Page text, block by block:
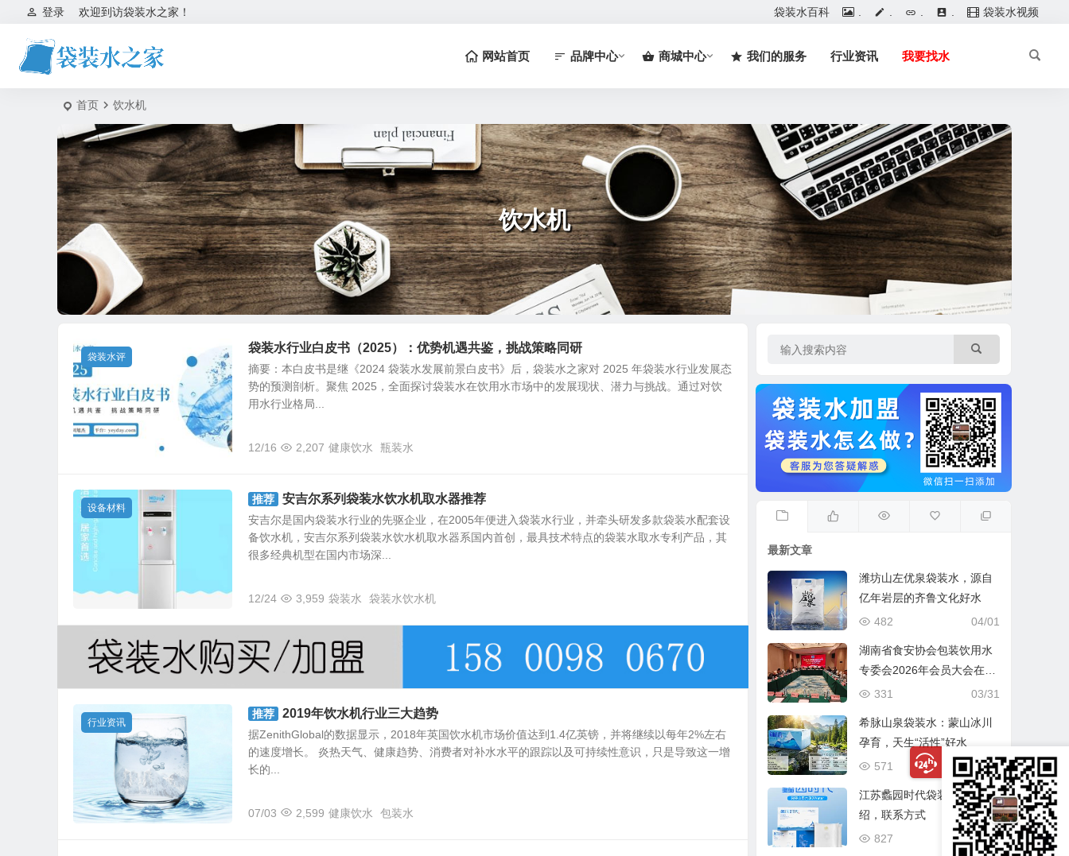
欢迎到访袋装水之家！
登录 袋装水百科 袋装水视频
网站首页 品牌中心 商城中心 我们的服务 行业资讯 我要找水
首页 饮水机
饮水机
袋装水评
袋装水行业白皮书（2025）：优势机遇共鉴，挑战策略同研
摘要：本白皮书是继《2024 袋装水发展前景白皮书》后，袋装水之家对 2025 年袋装水行业发展态
势的预测剖析。聚焦 2025，全面探讨袋装水在饮用水市场中的发展现状、潜力与挑战。通过对饮
用水行业格局...
12/16 2,207 健康饮水 瓶装水
设备材料
推荐 安吉尔系列袋装水饮水机取水器推荐
安吉尔是国内袋装水行业的先驱企业，在2005年便进入袋装水行业，并牵头研发多款袋装水配套设
备饮水机，安吉尔系列袋装水饮水机取水器系国内首创，最具技术特点的袋装水取水专利产品，其
很多经典机型在国内市场深...
12/24 3,959 袋装水 袋装水饮水机
行业资讯
推荐 2019年饮水机行业三大趋势
据ZenithGlobal的数据显示，2018年英国饮水机市场价值达到1.4亿英镑，并将继续以每年2%左右
的速度增长。 炎热天气、健康趋势、消费者对补水水平的跟踪以及可持续性意识，只是导致这一增
长的...
07/03 2,599 健康饮水 包装水
最新文章
潍坊山左优泉袋装水，源自
亿年岩层的齐鲁文化好水
04/01
482
湖南省食安协会包装饮用水
专委会2026年会员大会在长
沙圆满召开
03/31
331
希脉山泉袋装水：蒙山冰川
孕育，天生“活性”好水
03/21
571
江苏蠡园时代袋装山泉水介
绍，联系方式
12/31
827